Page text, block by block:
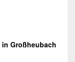
in Großheubach